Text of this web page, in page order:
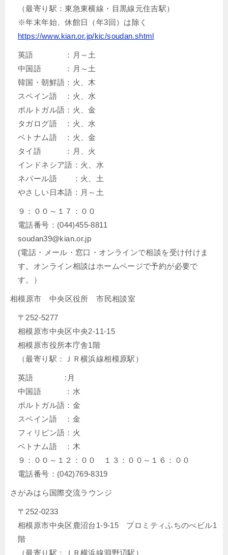
（最寄り駅：東急東横線・目黒線元住吉駅）
※年末年始、休館日（年3回）は除く
https://www.kian.or.jp/kic/soudan.shtml
英語 ：月～土
中国語 ：月～土
韓国・朝鮮語：火、木
スペイン語 ：火、水
ポルトガル語：火、金
タガログ語 ：火、水
ベトナム語 ：火、金
タイ語 ：月、火
インドネシア語：火、水
ネパール語 ：火、土
やさしい日本語：月～土
９：００～１７：００
電話番号：(044)455-8811
soudan39@kian.or.jp
(電話・メール・窓口・オンラインで相談を受け付けま
す。オンライン相談はホームページで予約が必要で
す。）
相模原市 中央区役所 市民相談室
〒252-5277
相模原市中央区中央2-11-15
相模原市役所本庁舎1階
（最寄り駅：ＪＲ横浜線相模原駅）
英語 :月
中国語 ：水
ポルトガル語：金
スペイン語 ：金
フィリピン語：火
ベトナム語 ：木
９：００～１２：００ １３：００～１６：００
電話番号：(042)769-8319
さがみはら国際交流ラウンジ
〒252-0233
相模原市中央区鹿沼台1-9-15 プロミティふちのべビル1
階
（最寄り駅：ＪＲ横浜線淵野辺駅）